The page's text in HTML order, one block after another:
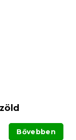
Bővebben